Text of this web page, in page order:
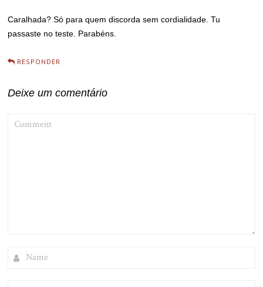
Caralhada? Só para quem discorda sem cordialidade. Tu
passaste no teste. Parabéns.
RESPONDER
Deixe um comentário